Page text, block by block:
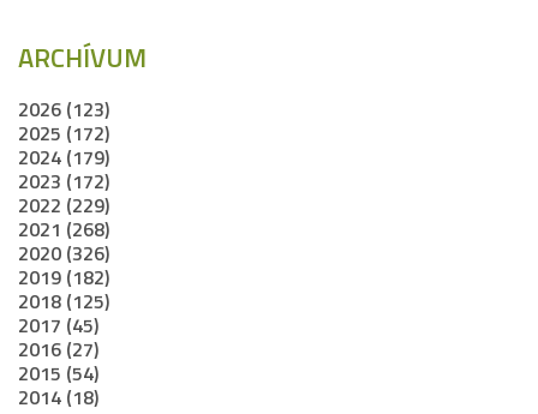
ARCHÍVUM
2026 (123)
2025 (172)
2024 (179)
2023 (172)
2022 (229)
2021 (268)
2020 (326)
2019 (182)
2018 (125)
2017 (45)
2016 (27)
2015 (54)
2014 (18)